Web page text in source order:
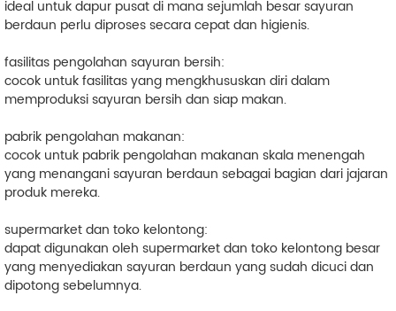
ideal untuk dapur pusat di mana sejumlah besar sayuran
berdaun perlu diproses secara cepat dan higienis.
fasilitas pengolahan sayuran bersih:
cocok untuk fasilitas yang mengkhususkan diri dalam
memproduksi sayuran bersih dan siap makan.
pabrik pengolahan makanan:
cocok untuk pabrik pengolahan makanan skala menengah
yang menangani sayuran berdaun sebagai bagian dari jajaran
produk mereka.
supermarket dan toko kelontong:
dapat digunakan oleh supermarket dan toko kelontong besar
yang menyediakan sayuran berdaun yang sudah dicuci dan
dipotong sebelumnya.